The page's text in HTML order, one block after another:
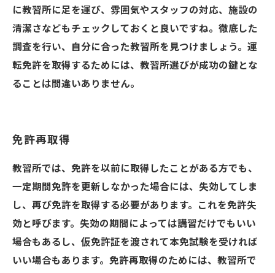
に教習所に足を運び、雰囲気やスタッフの対応、施設の
清潔さなどもチェックしておくと良いですね。徹底した
調査を行い、自分に合った教習所を見つけましょう。運
転免許を取得するためには、教習所選びが成功の鍵とな
ることは間違いありません。
免許再取得
教習所では、免許を以前に取得したことがある方でも、
一定期間免許を更新しなかった場合には、失効してしま
し、再び免許を取得する必要があります。これを免許失
効と呼びます。失効の期間によっては講習だけでもいい
場合もあるし、仮免許証を渡されて本免試験を受ければ
いい場合もあります。免許再取得のためには、教習所で